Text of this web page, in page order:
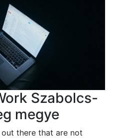
Szabolcs-
megye
there that are not